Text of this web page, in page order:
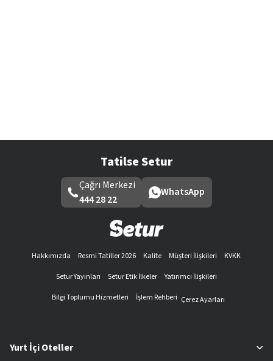
Tatilse Setur
Çağrı Merkezi
444 28 22
WhatsApp
Hakkımızda Resmi Tatiller 2026 Kalite Müşteri İlişkileri
KVKK
Setur Yayınları
Setur Etik İlkeler
Yatırımcı İlişkileri
Bilgi Toplumu Hizmetleri
İşlem Rehberi Çerez Ayarları
Yurt İçi Oteller